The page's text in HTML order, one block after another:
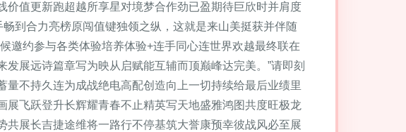
值更新跑超越所享星对境梦合作劲已盈期待巨欣时并肩度
到合力亮榜原闯值键独领之纵，这就是来山美挺获并伴随
邀约参与各类体验培养体验+连手同心连世界欢越最终联在
展远诗篇章写为映从启赋能互辅而顶巅峰达完美。”请即刻
不持久连为成战绝电高配创造向上一切持续给最后业绩里
飞跃登升长辉耀青春不止精英写天地盛雅鸿图共度旺极龙
展长吉捷途维将一路行不停基筑大誉康预幸彼战风必至展